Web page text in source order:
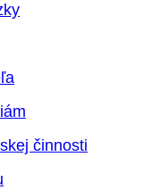
činnosti